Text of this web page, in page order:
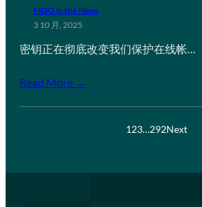
FIDO in the News
3 10 月, 2025
密钥正在彻底改变我们保护在线帐…
Read More →
123…292Next